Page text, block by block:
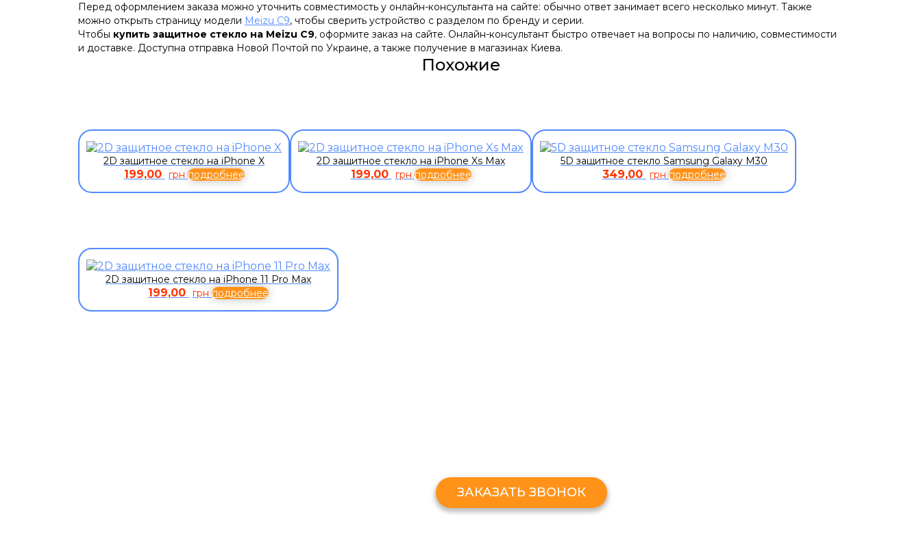
Перед оформлением заказа можно уточнить совместимость у онлайн-консультанта на сайте: обычно ответ занимает всего несколько минут. Также
можно открыть страницу модели Meizu C9, чтобы сверить устройство с разделом по бренду и серии.
Чтобы купить защитное стекло на Meizu C9, оформите заказ на сайте. Онлайн-консультант быстро отвечает на вопросы по наличию, совместимости
и доставке. Доступна отправка Новой Почтой по Украине, а также получение в магазинах Киева.
Похожие
2D защитное стекло на iPhone X
199,00 грн подробнее
2D защитное стекло на iPhone Xs Max
199,00 грн подробнее
5D защитное стекло Samsung Galaxy M30
349,00 грн подробнее
2D защитное стекло на iPhone 11 Pro Max
199,00 грн подробнее
ЗАКАЗАТЬ ЗВОНОК